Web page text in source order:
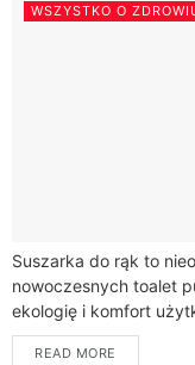
WSZYSTKO O
Suszarka do rąk to
nowoczesnych toalet
ekologię i komfort
dotyczącej ochrony
zasobami,
READ MORE